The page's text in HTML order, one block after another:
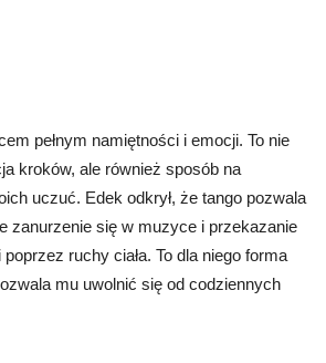
pełnym namiętności i emocji. To nie
kroków, ale również sposób na
uczuć. Edek odkrył, że tango pozwala
zanurzenie się w muzyce i przekazanie
ruchy ciała. To dla niego forma
mu uwolnić się od codziennych